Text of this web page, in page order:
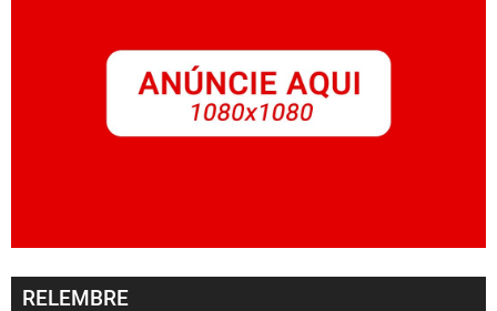
RELEMBRE